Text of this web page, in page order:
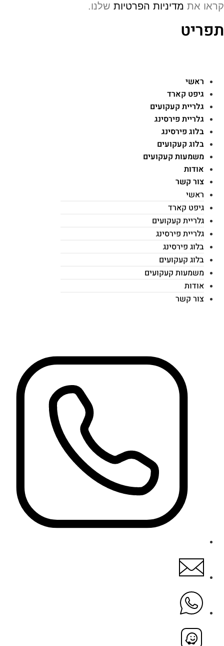
אתמדיניות הפרטיותשלנו.
ראשי
גיפט קארד
גלריית קעקועים
גלריית פירסינג
בלוג פירסינג
בלוג קעקועים
משמעות קעקועים
אודות
צור קשר
ראשי
גיפט קארד
גלריית קעקועים
גלריית פירסינג
בלוג פירסינג
בלוג קעקועים
משמעות קעקועים
אודות
צור קשר